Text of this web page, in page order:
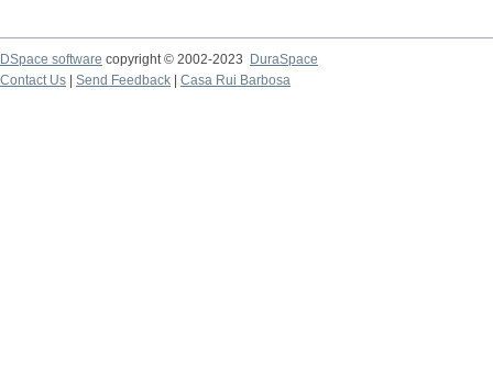
DSpace software copyright © 2002-2023
DuraSpace
Contact Us
Send Feedback Casa Rui Barbosa